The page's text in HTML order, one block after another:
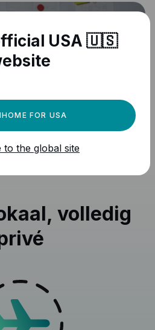
volledig
USA 🇺🇸
FOR USA
to the global site